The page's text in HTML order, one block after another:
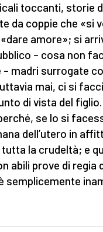
toccanti, storie
da coppie che «si
amore»; si
– cosa non
madri surrogate
mai, ci si
di vista del
se lo si
dell’utero in
la crudeltà; e
abili prove di regia
semplicemente